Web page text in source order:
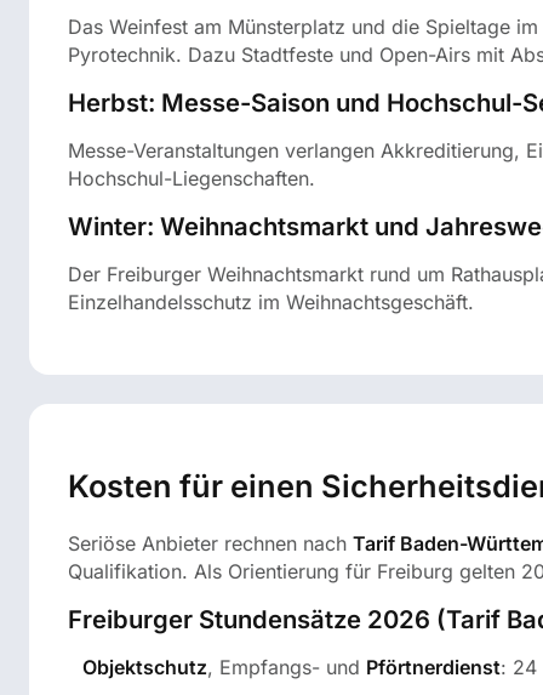
Das Weinfest am Münsterplatz und die Spieltage
Pyrotechnik. Dazu Stadtfeste und Open-Airs mit
Herbst: Messe-Saison und Hochschul-
Messe-Veranstaltungen verlangen Akkreditierung,
Hochschul-Liegenschaften.
Winter: Weihnachtsmarkt und
Der Freiburger Weihnachtsmarkt rund um
Einzelhandelsschutz im Weihnachtsgeschäft.
Kosten für einen
Seriöse Anbieter rechnen nach Tarif Baden-
Qualifikation. Als Orientierung für Freiburg gelten
Freiburger Stundensätze 2026 (Tarif
Objektschutz, Empfangs- und Pförtnerdienst: 24